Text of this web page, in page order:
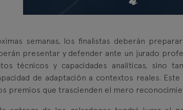
semanas, los finalistas deberán
presentar y defender ante un jurado
técnicos y capacidades analíticas, sino
de adaptación a contextos reales.
premios que trascienden el mero